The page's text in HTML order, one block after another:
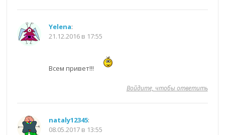
Yelena:
21.12.2016 в 17:55
Всем привет!!!
Войдите, чтобы ответить
nataly12345:
08.05.2017 в 13:55